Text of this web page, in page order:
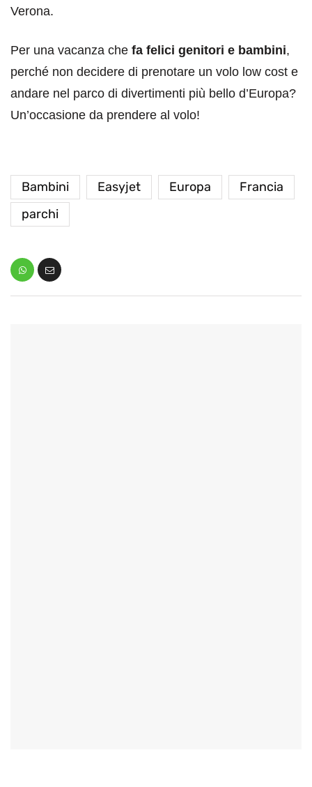
Verona.
Per una vacanza che fa felici genitori e bambini,
perché non decidere di prenotare un volo low cost e
andare nel parco di divertimenti più bello d’Europa?
Un’occasione da prendere al volo!
Bambini Easyjet Europa
Francia
parchi